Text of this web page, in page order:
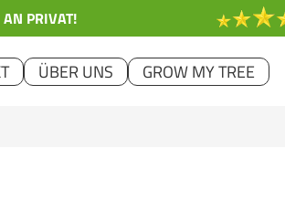
PRIVAT!
ÜBER UNS GROW MY TREE